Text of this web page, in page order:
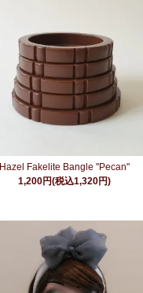
Hazel Fakelite Bangle "Pecan"
1,200円(税込1,320円)